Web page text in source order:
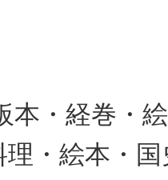
・経巻・
・絵本・